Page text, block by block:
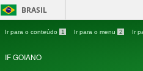
BRASIL
Ir para o conteúdo 1 Ir para o menu 2 Ir
IF GOIANO